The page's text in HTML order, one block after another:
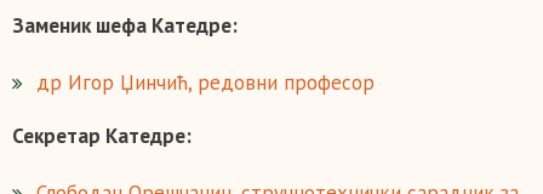
Заменик шефа Катедре:
др Игор Џинчић, редовни професор
Секретар Катедре: